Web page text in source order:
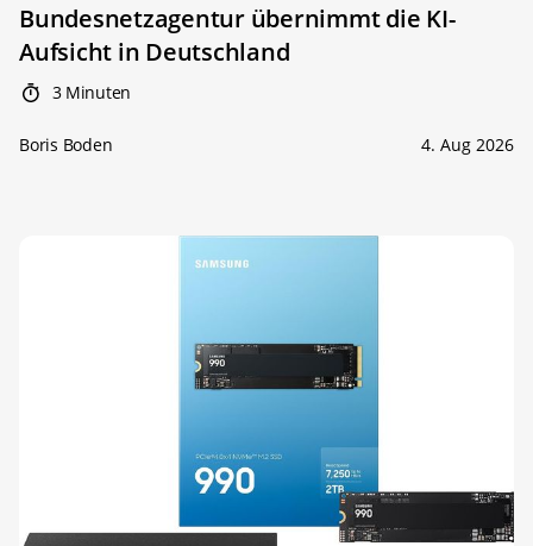
Bundesnetzagentur übernimmt die KI-
Aufsicht in Deutschland
3 Minuten
Boris Boden 4. Aug 2026